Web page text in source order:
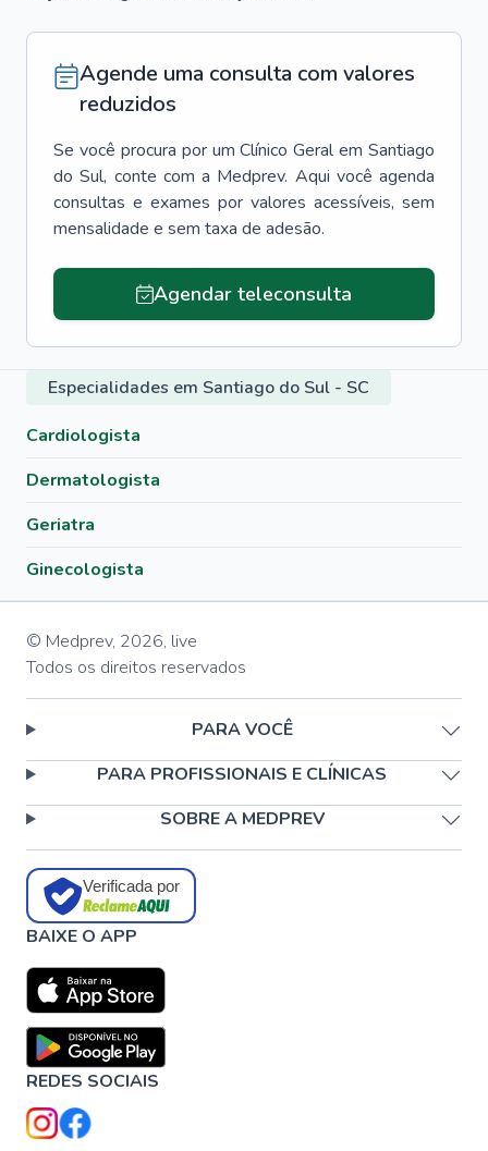
Agende uma consulta com valores
reduzidos
Se você procura por um Clínico Geral em Santiago
do Sul, conte com a Medprev. Aqui você agenda
consultas e exames por valores acessíveis, sem
mensalidade e sem taxa de adesão.
Agendar teleconsulta
Especialidades em Santiago do Sul - SC
Cardiologista
Dermatologista
Geriatra
Ginecologista
© Medprev, 2026, live
Todos os direitos reservados
PARA VOCÊ
PARA PROFISSIONAIS E CLÍNICAS
SOBRE A MEDPREV
Verificada por
BAIXE O APP
REDES SOCIAIS